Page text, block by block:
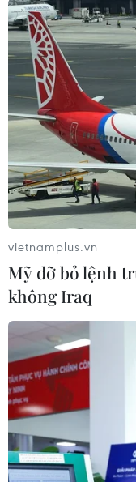
Diễn biến giá vàng
vietnamplus.vn
Mỹ dỡ bỏ lệnh
không Iraq